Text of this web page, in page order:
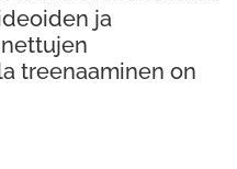
ja
treenaaminen on